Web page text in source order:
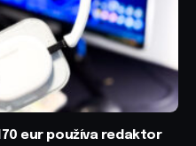
eur používa redaktor